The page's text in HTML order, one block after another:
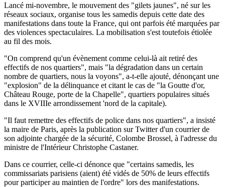
Lancé mi-novembre, le mouvement des "gilets jaunes", né sur les
réseaux sociaux, organise tous les samedis depuis cette date des
manifestations dans toute la France, qui ont parfois été marquées par
des violences spectaculaires. La mobilisation s'est toutefois étiolée
au fil des mois.
"On comprend qu'un évènement comme celui-là ait retiré des
effectifs de nos quartiers", mais "la dégradation dans un certain
nombre de quartiers, nous la voyons", a-t-elle ajouté, dénonçant une
"explosion" de la délinquance et citant le cas de "la Goutte d'or,
Château Rouge, porte de la Chapelle", quartiers populaires situés
dans le XVIIIe arrondissement 'nord de la capitale).
"Il faut remettre des effectifs de police dans nos quartiers", a insisté
la maire de Paris, après la publication sur Twitter d'un courrier de
son adjointe chargée de la sécurité, Colombe Brossel, à l'adresse du
ministre de l'Intérieur Christophe Castaner.
Dans ce courrier, celle-ci dénonce que "certains samedis, les
commissariats parisiens (aient) été vidés de 50% de leurs effectifs
pour participer au maintien de l'ordre" lors des manifestations.